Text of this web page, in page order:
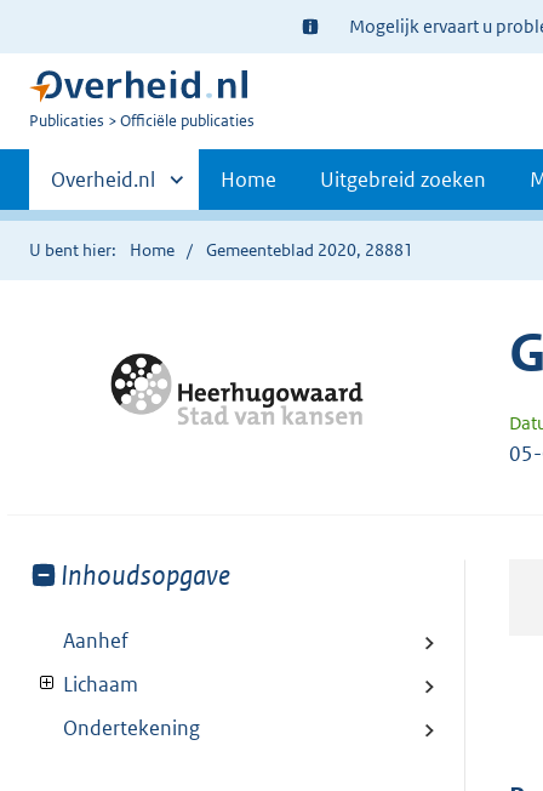
Ter
informatie:
Mogelijk ervaart u
U
Publicaties Officiële publicaties
Primaire
navigatie
Andere
sites
binnen
Overheid.nl Home Uitgebreid zoeken
U bent hier: Home Gemeenteblad 2020, 28881
Toon
van:
Inhoudsopgave
Aanhef
Lichaam
Ondertekening